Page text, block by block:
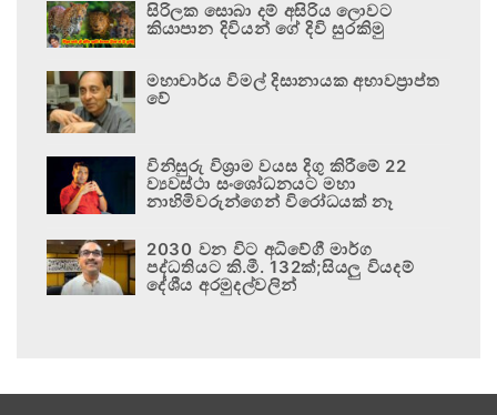
සිරිලක සොබා දම් අසිරිය ලොවට
කියාපාන දිවියන් ගේ දිවි සුරකිමු
මහාචාර්ය විමල් දිසානායක අභාවප්‍රාප්ත
වේ
විනිසුරු විශ්‍රාම වයස දිගු කිරීමේ 22
ව්‍යවස්ථා සංශෝධනයට මහා
නාහිමිවරුන්ගෙන් විරෝධයක් නෑ
2030 වන විට අධිවේගී මාර්ග
පද්ධතියට කි.මී. 132ක්;සියලු වියදම්
දේශීය අරමුදල්වලින්